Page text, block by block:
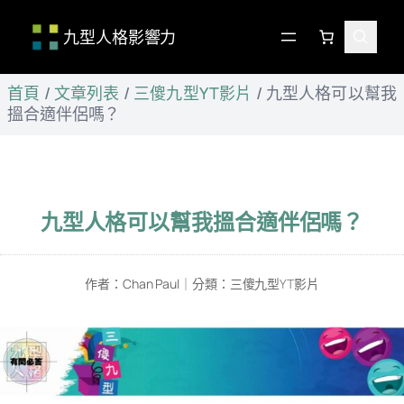
跳
至
主
九型人格影響力
首頁 / 文章列表 / 三傻九型YT影片 / 九型人格可以幫我
搵合適伴侶嗎？
九型人格可以幫我搵合適伴侶嗎？
作者： Chan Paul ｜ 分類： 三傻九型YT影片